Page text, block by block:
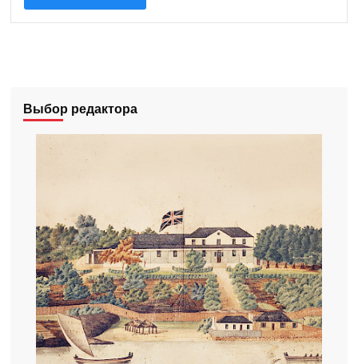
Выбор редактора